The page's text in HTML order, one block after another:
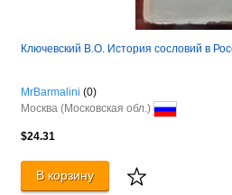
Ключевский В.О. История сословий в
MrBarmalini (0)
Москва (Московская обл.)
$24.31
В корзину